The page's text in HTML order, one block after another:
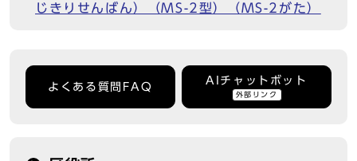
じきりせんばん）（MS-2型）（MS-2がた）
よくある質問FAQ
AIチャットボット
外部リンク